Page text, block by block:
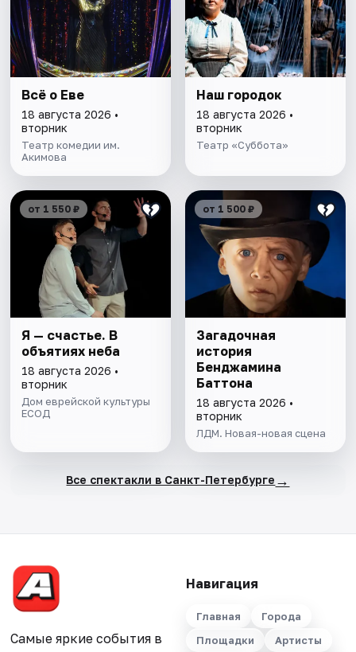
Всё о Еве
18 августа 2026 •
вторник
Театр комедии им.
Акимова
Наш городок
18 августа 2026 •
вторник
Театр «Суббота»
от 1 550 ₽
Я — счастье. В
объятиях неба
18 августа 2026 •
вторник
Дом еврейской культуры
ЕСОД
от 1 500 ₽
Загадочная
история
Бенджамина
Баттона
18 августа 2026 •
вторник
ЛДМ. Новая-новая сцена
Все спектакли в Санкт-Петербурге →
Самые яркие события в
Навигация
Главная
Города
Площадки
Артисты